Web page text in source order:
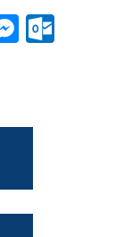
M
er
O